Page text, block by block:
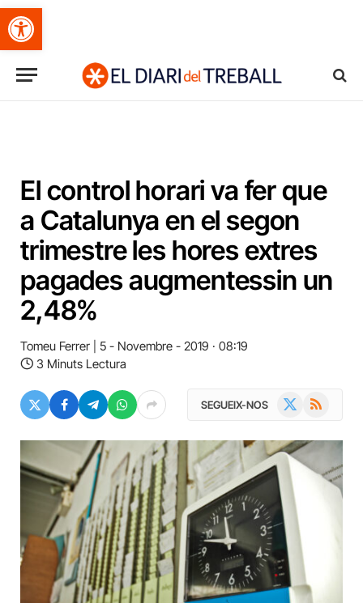
Obre la barra d'eines
El control horari va fer que
a Catalunya en el segon
trimestre les hores extres
pagades augmentessin un
2,48%
Tomeu Ferrer
5 - Novembre - 2019 · 08:19
3 Minuts Lectura
SEGUEIX-NOS RSS